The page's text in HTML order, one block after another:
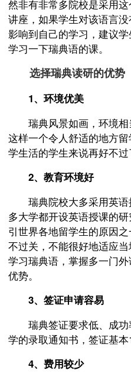
然非有非常多院校是采用
讲座，如果学生对该语言
影响到自己的学习，建议
学习一下瑞典语的课。
选择瑞典读研的优势
1、环境优美
瑞典风景如画，环境相
这样一个令人舒适的地方
学生活的学生来说再好不过
2、教育环境好
瑞典院校大多采用英语
多大学都开设英语授课的
引世界各地留学生的原因
不过关，不能很好地适应
学习瑞典语，掌握多一门
优势。
3、签证申请容易
瑞典签证要求低、成功
学的录取通知书，签证基本
4、费用较少